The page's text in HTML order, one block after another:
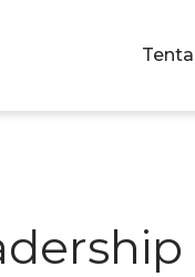
Kualitas